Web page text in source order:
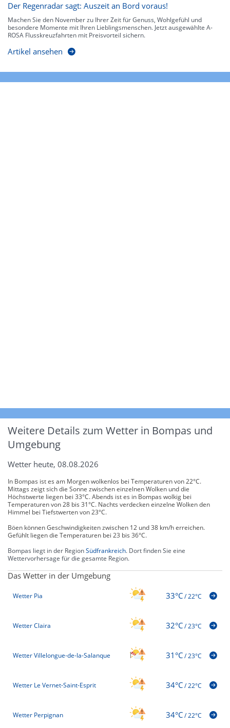
Der Regenradar sagt: Auszeit an Bord voraus!
Machen Sie den November zu Ihrer Zeit für Genuss, Wohlgefühl und
besondere Momente mit Ihren Lieblingsmenschen. Jetzt ausgewählte A-
ROSA Flusskreuzfahrten mit Preisvorteil sichern.
Artikel ansehen
Weitere Details zum Wetter in Bompas und
Umgebung
Wetter heute, 08.08.2026
In Bompas ist es am Morgen wolkenlos bei Temperaturen von 22°C.
Mittags zeigt sich die Sonne zwischen einzelnen Wolken und die
Höchstwerte liegen bei 33°C. Abends ist es in Bompas wolkig bei
Temperaturen von 28 bis 31°C. Nachts verdecken einzelne Wolken den
Himmel bei Tiefstwerten von 23°C.
Böen können Geschwindigkeiten zwischen 12 und 38 km/h erreichen.
Gefühlt liegen die Temperaturen bei 23 bis 36°C.
Bompas liegt in der RegionSüdfrankreich. Dort finden Sie eine
Wettervorhersage für die gesamte Region.
Das Wetter in der Umgebung
Wetter Pia 33°C/22°C
Wetter Claira 32°C/23°C
Wetter Villelongue-de-la-Salanque 31°C/23°C
Wetter Le Vernet-Saint-Esprit 34°C/22°C
Wetter Perpignan 34°C/22°C